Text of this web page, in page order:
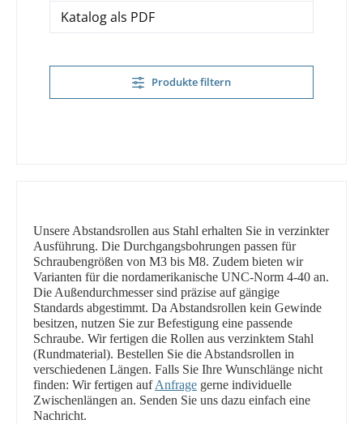
Katalog als PDF
Produkte filtern
Unsere Abstandsrollen aus Stahl erhalten Sie in verzinkter
Ausführung. Die Durchgangsbohrungen passen für
Schraubengrößen von M3 bis M8. Zudem bieten wir
Varianten für die nordamerikanische UNC-Norm 4-40 an.
Die Außendurchmesser sind präzise auf gängige
Standards abgestimmt. Da Abstandsrollen kein Gewinde
besitzen, nutzen Sie zur Befestigung eine passende
Schraube. Wir fertigen die Rollen aus verzinktem Stahl
(Rundmaterial). Bestellen Sie die Abstandsrollen in
verschiedenen Längen. Falls Sie Ihre Wunschlänge nicht
finden: Wir fertigen aufAnfrage gerne individuelle
Zwischenlängen an. Senden Sie uns dazu einfach eine
Nachricht.